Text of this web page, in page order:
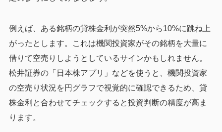
例えば、ある銘柄の貸株金利が突然5%から10%に跳ね上
がったとします。これは機関投資家がその銘柄を大量に
借りて空売りしようとしているサインかもしれません。
松井証券の「日本株アプリ」などを使うと、機関投資家
の空売り状況を円グラフで視覚的に確認できるため、貸
株金利と合わせてチェックすると投資判断の精度が高ま
ります。